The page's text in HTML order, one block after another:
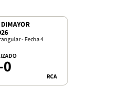
- Fecha 4
0 RCA